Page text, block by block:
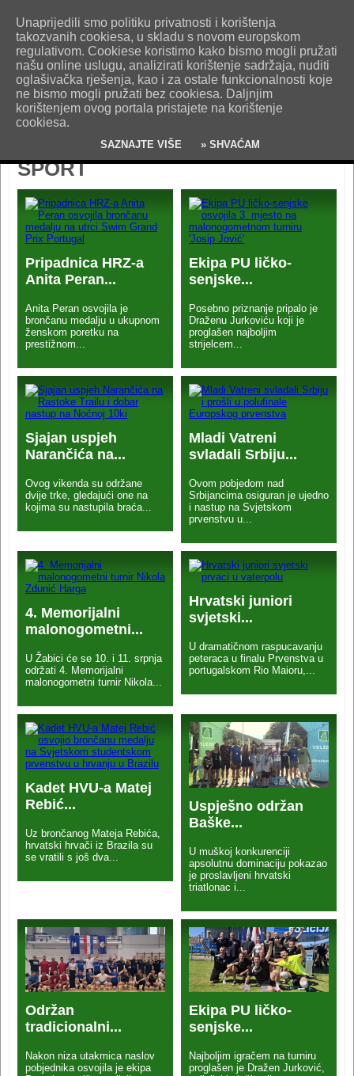
O nama Kontakt Oglašavanje Impresum
Uvjeti korištenja
Pošaljite nam vijest!
SPORT
Pripadnica HRZ-a
Anita Peran...
Anita Peran osvojila je
brončanu medalju u ukupnom
ženskom poretku na
prestižnom...
Ekipa PU ličko-
senjske...
Posebno priznanje pripalo je
Draženu Jurkoviću koji je
proglašen najboljim
strijelcem...
Sjajan uspjeh
Narančića na...
Ovog vikenda su održane
dvije trke, gledajući one na
kojima su nastupila braća...
Mladi Vatreni
svladali Srbiju...
Ovom pobjedom nad
Srbijancima osiguran je ujedno
i nastup na Svjetskom
prvenstvu u...
4. Memorijalni
malonogometni...
U Žabici će se 10. i 11. srpnja
održati 4. Memorijalni
malonogometni turnir Nikola...
Hrvatski juniori
svjetski...
U dramatičnom raspucavanju
peteraca u finalu Prvenstva u
portugalskom Rio Maioru,...
Kadet HVU-a Matej
Rebić...
Uz brončanog Mateja Rebića,
hrvatski hrvači iz Brazila su
se vratili s još dva...
Uspješno održan
Baške...
U muškoj konkurenciji
apsolutnu dominaciju pokazao
je proslavljeni hrvatski
triatlonac i...
Održan
tradicionalni...
Nakon niza utakmica naslov
pobjednika osvojila je ekipa
Ekipa PU ličko-
senjske...
Najboljim igračem na turniru
proglašen je Dražen Jurković,
Unaprijedili smo politiku privatnosti i korištenja
takozvanih cookiesa, u skladu s novom europskom
regulativom. Cookiese koristimo kako bismo mogli pružati
našu online uslugu, analizirati korištenje sadržaja, nuditi
oglašivačka rješenja, kao i za ostale funkcionalnosti koje
ne bismo mogli pružati bez cookiesa. Daljnjim
korištenjem ovog portala pristajete na korištenje
cookiesa.
SAZNAJTE VIŠE » SHVAĆAM